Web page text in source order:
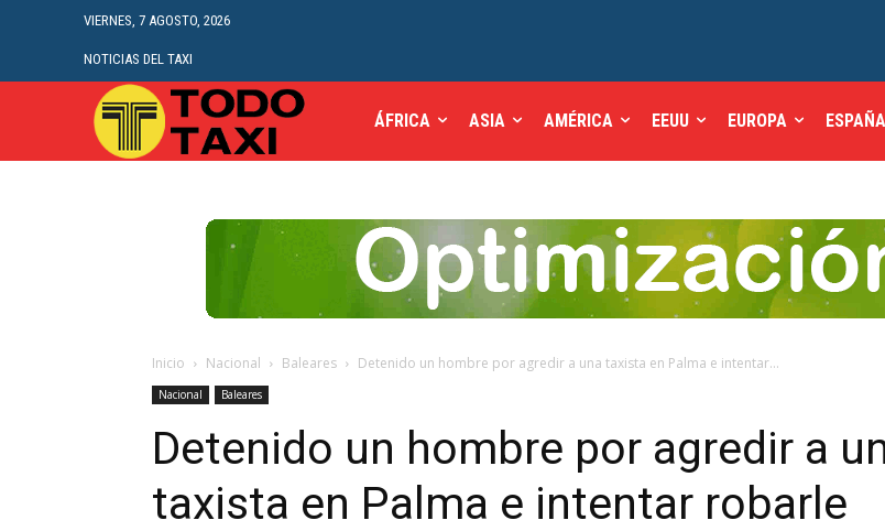
VIERNES, 7 AGOSTO, 2026
NOTICIAS DEL TAXI
ÁFRICA ASIA AMÉRICA EEUU EUROPA ESPAÑA
Inicio Nacional Baleares Detenido un hombre por agredir a una taxista en Palma e intentar...
Nacional Baleares
Detenido un hombre por agredir a
taxista en Palma e intentar robarle